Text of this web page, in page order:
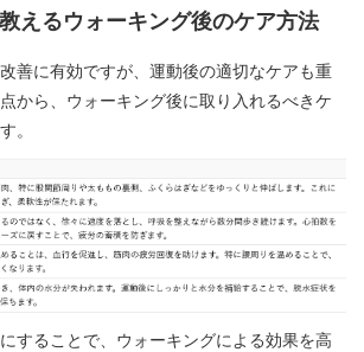
えるウォーキング後のケア方法
善に有効ですが、運動後の適切なケアも重
から、ウォーキング後に取り入れるべきケ
。
することで、ウォーキングによる効果を高